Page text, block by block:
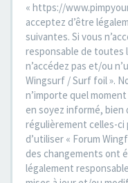
« https://
acceptez d’être
suivantes. Si vous
responsable de toutes
n’accédez pas et/ou
Wingsurf / Surf foil ».
n’importe quel
en soyez informé,
régulièrement celles-ci
d’utiliser « Forum
des changements ont
légalement